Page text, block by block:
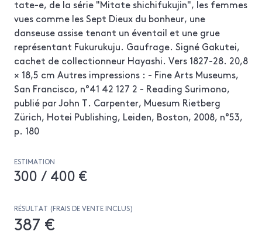
tate-e, de la série "Mitate shichifukujin", les femmes
vues comme les Sept Dieux du bonheur, une
danseuse assise tenant un éventail et une grue
représentant Fukurukuju. Gaufrage. Signé Gakutei,
cachet de collectionneur Hayashi. Vers 1827-28. 20,8
× 18,5 cm Autres impressions : - Fine Arts Museums,
San Francisco, n°41 42 127 2 - Reading Surimono,
publié par John T. Carpenter, Muesum Rietberg
Zürich, Hotei Publishing, Leiden, Boston, 2008, n°53,
p. 180
ESTIMATION
300 / 400 €
RÉSULTAT (FRAIS DE VENTE INCLUS)
387 €